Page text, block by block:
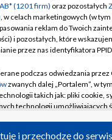
TVP
Cyfrowa
Polityka prywatności
Moje zgody
Pomoc
Kontakt
Kanały
(1201 firm) oraz pozostałych
, w celach marketingowych (w tym
reklam do Twoich
i pozostałych, które
przez nas identyfikatora
podczas odwiedzania przez
zwanych dalej „Portalem”, w
takich jak: pliki cookie,
technologii umożliwiających
i przechodzę do